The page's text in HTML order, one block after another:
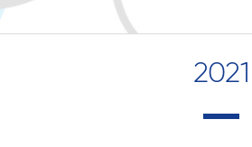
2021